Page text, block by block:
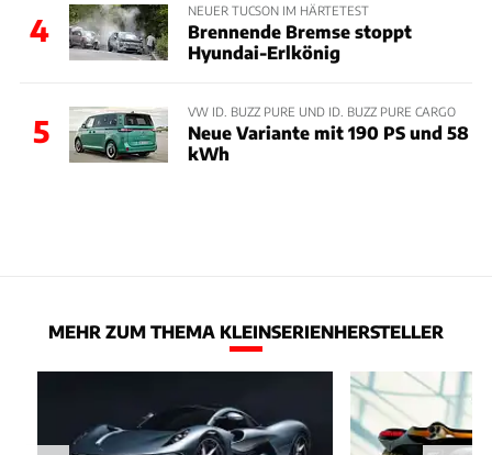
4
NEUER TUCSON IM HÄRTETEST
Brennende Bremse stoppt
Hyundai-Erlkönig
5
VW ID. BUZZ PURE UND ID. BUZZ PURE CARGO
Neue Variante mit 190 PS und 58
kWh
MEHR ZUM THEMA KLEINSERIENHERSTELLER